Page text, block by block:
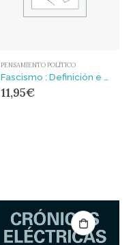
PENSAMIENTO POLÍTICO
11,95€